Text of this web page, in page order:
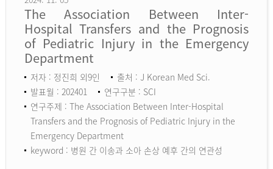
The Association Between Inter-
Hospital Transfers and the Prognosis
of Pediatric Injury in the Emergency
Department
저자 : 정진희 외9인
출처 : J Korean Med Sci.
발표월 : 202401
연구구분 : SCI
연구주제 : The Association Between Inter-Hospital
Transfers and the Prognosis of Pediatric Injury in the
Emergency Department
keyword : 병원 간 이송과 소아 손상 예후 간의 연관성